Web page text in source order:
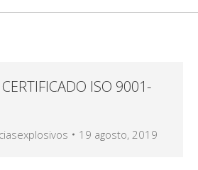
ISO 9001-
19 agosto, 2019